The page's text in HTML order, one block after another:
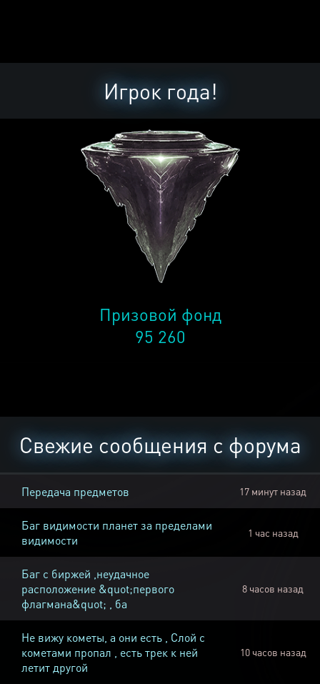
Игрок года!
Призовой фонд
95 260
Свежие сообщения с форума
Передача предметов 17 минут назад
Баг видимости планет за пределами
видимости
1 час назад
Баг с биржей ,неудачное
расположение &quot;первого
флагмана&quot; , ба
8 часов назад
Не вижу кометы, а они есть , Слой с
кометами пропал , есть трек к ней
летит другой
10 часов назад